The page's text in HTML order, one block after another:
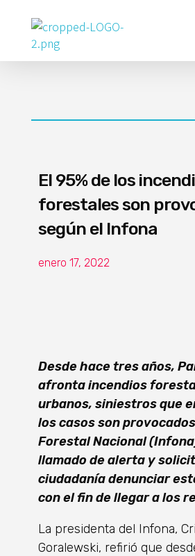
Poder Agropecuario
El 95% de los
forestales son
según el Infona
enero 17, 2022
Desde hace tres años,
afronta incendios
urbanos, siniestros que
los casos son
Forestal Nacional
llamado de alerta y
ciudadanía denunciar
con el fin de llegar a los
La presidenta del Infona,
Goralewski, refirió que